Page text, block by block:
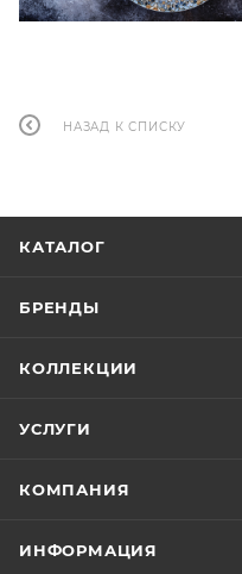
НАЗАД К СПИСКУ
КАТАЛОГ
БРЕНДЫ
КОЛЛЕКЦИИ
УСЛУГИ
КОМПАНИЯ
ИНФОРМАЦИЯ